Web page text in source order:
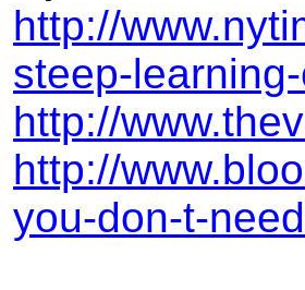
http://
steep-
http://
http://
you-don-t-